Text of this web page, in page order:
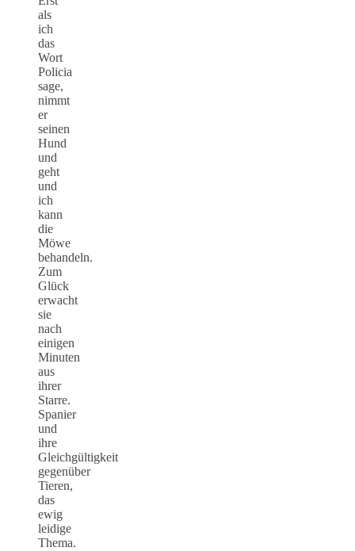
als
ich
das
Wort
Policia
sage,
nimmt
er
seinen
Hund
und
geht
und
ich
kann
die
Möwe
behandeln.
Zum
Glück
erwacht
sie
nach
einigen
Minuten
aus
ihrer
Starre.
Spanier
und
ihre
Gleichgültigkeit
gegenüber
Tieren,
das
ewig
leidige
Thema.